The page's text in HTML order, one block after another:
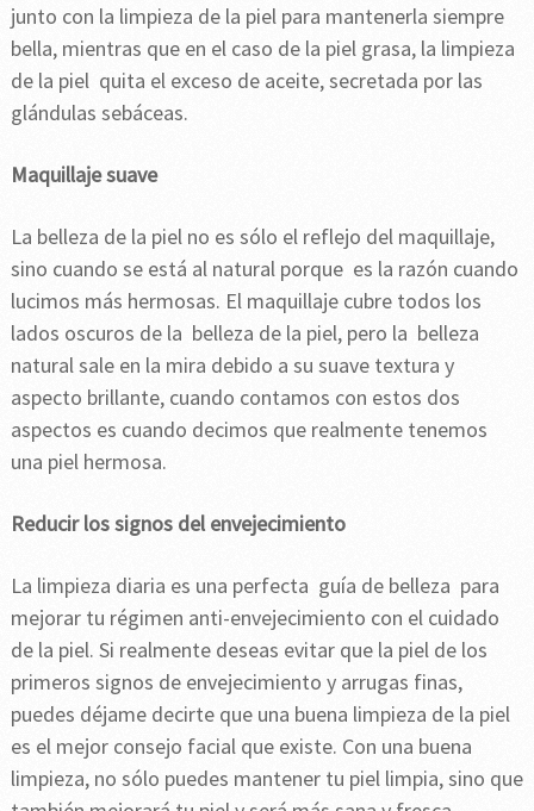
junto con la limpieza de la piel para mantenerla siempre
bella, mientras que en el caso de la piel grasa, la limpieza
de la piel quita el exceso de aceite, secretada por las
glándulas sebáceas.
Maquillaje suave
La belleza de la piel no es sólo el reflejo del maquillaje,
sino cuando se está al natural porque es la razón cuando
lucimos más hermosas. El maquillaje cubre todos los
lados oscuros de la belleza de la piel, pero la belleza
natural sale en la mira debido a su suave textura y
aspecto brillante, cuando contamos con estos dos
aspectos es cuando decimos que realmente tenemos
una piel hermosa.
Reducir los signos del envejecimiento
La limpieza diaria es una perfecta guía de belleza para
mejorar tu régimen anti-envejecimiento con el cuidado
de la piel. Si realmente deseas evitar que la piel de los
primeros signos de envejecimiento y arrugas finas,
puedes déjame decirte que una buena limpieza de la piel
es el mejor consejo facial que existe. Con una buena
limpieza, no sólo puedes mantener tu piel limpia, sino que